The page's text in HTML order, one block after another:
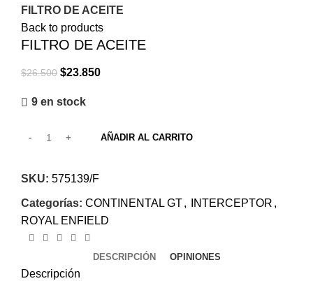
FILTRO DE ACEITE
Back to products
FILTRO DE ACEITE
$26.500 $23.850
9 en stock
AÑADIR AL CARRITO
SKU: 575139/F
Categorías: CONTINENTAL GT, INTERCEPTOR ,
ROYAL ENFIELD
DESCRIPCIÓN OPINIONES
Descripción